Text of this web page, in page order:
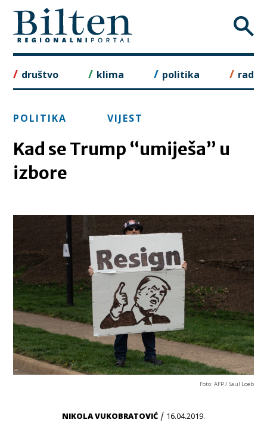
to
content
društvo klima politika rad
POLITIKA VIJEST
Kad se Trump “umiješa” u
izbore
Foto: AFP / Saul Loeb
NIKOLA VUKOBRATOVIĆ / 16.04.2019.